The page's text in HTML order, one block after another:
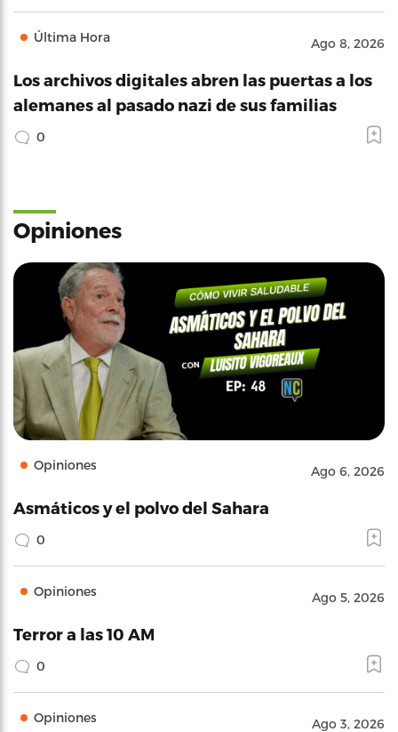
Última Hora Ago 8, 2026
Los archivos digitales abren las puertas a los
alemanes al pasado nazi de sus familias
0
Opiniones
Opiniones Ago 6, 2026
Asmáticos y el polvo del Sahara
0
Opiniones Ago 5, 2026
Terror a las 10 AM
0
Opiniones Ago 3, 2026